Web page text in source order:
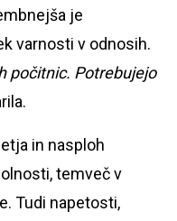
je
varnosti v odnosih.
počitnic. Potrebujejo
in nasploh
temveč v
Tudi napetosti,